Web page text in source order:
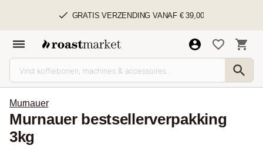
GRATIS VERZENDING VANAF € 39,00
Murnauer
Murnauer bestsellerverpakking
3kg